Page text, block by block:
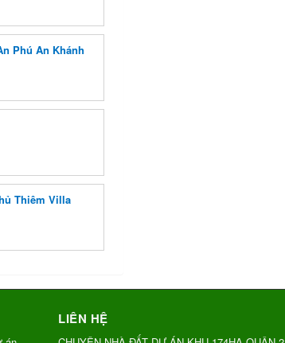
Phú An Khánh
Thiêm Villa
LIÊN HỆ